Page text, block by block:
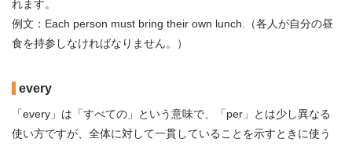
れます。
例文：Each person must bring their own lunch.（各人が自分の昼
食を持参しなければなりません。）
every
「every」は「すべての」という意味で、「per」とは少し異なる
使い方ですが、全体に対して一貫していることを示すときに使う